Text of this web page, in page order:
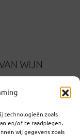
technologieën zoals
en/of te raadplegen.
wij gegevens zoals
WIJN